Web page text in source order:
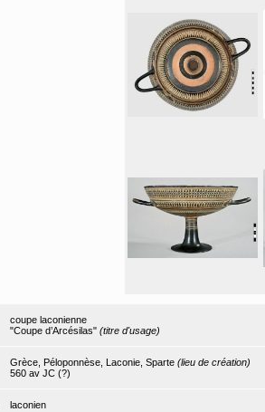
coupe laconienne
"Coupe d’Arcésilas" (titre d'usage)
Grèce, Péloponnèse, Laconie, Sparte (lieu de création)
560 av JC (?)
laconien